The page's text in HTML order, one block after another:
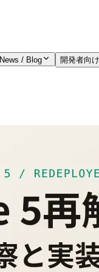
News / Blog 開発者向け